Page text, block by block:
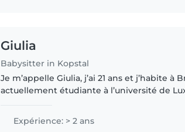
Giulia
Babysitter in Kopstal
Je m’appelle Giulia, j’ai 21 ans et j’habite à Bridel.
actuellement étudiante à l’université de
enfants..
Expérience: > 2 ans